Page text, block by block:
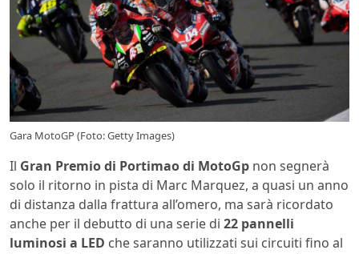
Gara MotoGP (Foto: Getty Images)
Il Gran Premio di Portimao di MotoGp non segnerà
solo il ritorno in pista di Marc Marquez, a quasi un anno
di distanza dalla frattura all’omero, ma sarà ricordato
anche per il debutto di una serie di 22 pannelli
luminosi a LED che saranno utilizzati sui circuiti fino al